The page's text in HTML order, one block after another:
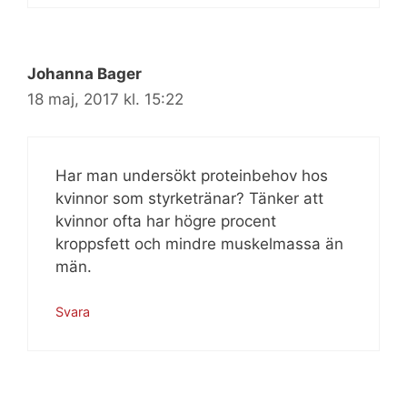
Johanna Bager
18 maj, 2017 kl. 15:22
Har man undersökt proteinbehov hos
kvinnor som styrketränar? Tänker att
kvinnor ofta har högre procent
kroppsfett och mindre muskelmassa än
män.
Svara